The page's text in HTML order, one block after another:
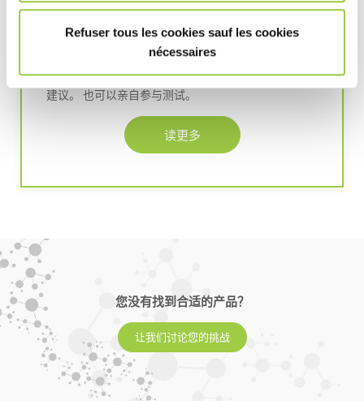
Refuser tous les cookies sauf les cookies
nécessaires
免费清洗和涂覆测试
焊接后是否需要清洗或涂覆？ 我们在我们的技术中心
提供免费清洗或涂覆测试。 将提供一份全面的技术报
告，详细说明有关工艺和工艺参数的所有测试结果和
建议。 也可以亲自参与测试。
读更多
您没有找到合适的产品？
让我们讨论您的挑战